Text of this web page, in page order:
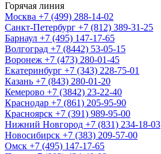
Горячая линия
Москва +7 (499) 288-14-02
Санкт-Петербург +7 (812) 389-31-25
Барнаул +7 (495) 147-17-65
Волгоград +7 (8442) 53-05-15
Воронеж +7 (473) 280-01-45
Екатеринбург +7 (343) 228-75-01
Казань +7 (843) 280-01-20
Кемерово +7 (3842) 23-22-40
Краснодар +7 (861) 205-95-90
Красноярск +7 (391) 989-95-00
Нижний Новгород +7 (831) 234-18-03
Новосибирск +7 (383) 209-57-00
Омск +7 (495) 147-17-65